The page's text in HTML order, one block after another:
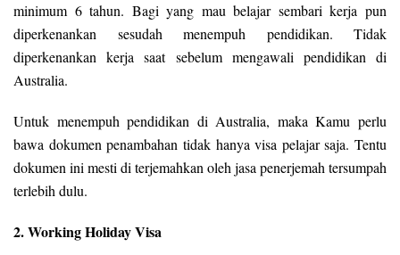
minimum 6 tahun. Bagi yang mau belajar sembari kerja pun
diperkenankan sesudah menempuh pendidikan. Tidak
diperkenankan kerja saat sebelum mengawali pendidikan di
Australia.
Untuk menempuh pendidikan di Australia, maka Kamu perlu
bawa dokumen penambahan tidak hanya visa pelajar saja. Tentu
dokumen ini mesti di terjemahkan oleh jasa penerjemah tersumpah
terlebih dulu.
2. Working Holiday Visa